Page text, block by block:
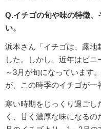
Q.イチゴの旬や味の特徴、
い。
浜本さん「イチゴは、露地
した。しかし、近年はビ
～3月が旬になっています
が、この時季のイチゴが一
寒い時期をじっくり過ごし
く、甘く濃厚な味になる